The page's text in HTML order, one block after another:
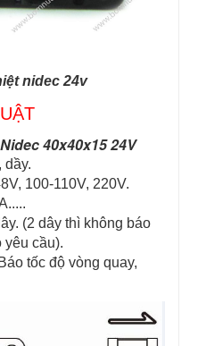
nidec 24v
40x40x15 24V
dầy.
100-110V, 220V.
(2 dây thì không báo
yêu cầu).
tốc độ vòng quay,